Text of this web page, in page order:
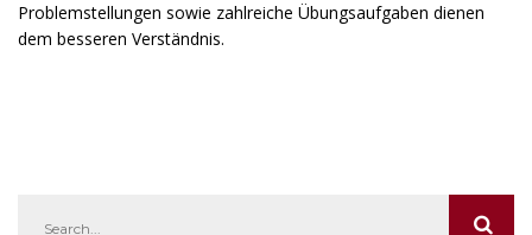
Problemstellungen sowie zahlreiche Übungsaufgaben dienen
dem besseren Verständnis.